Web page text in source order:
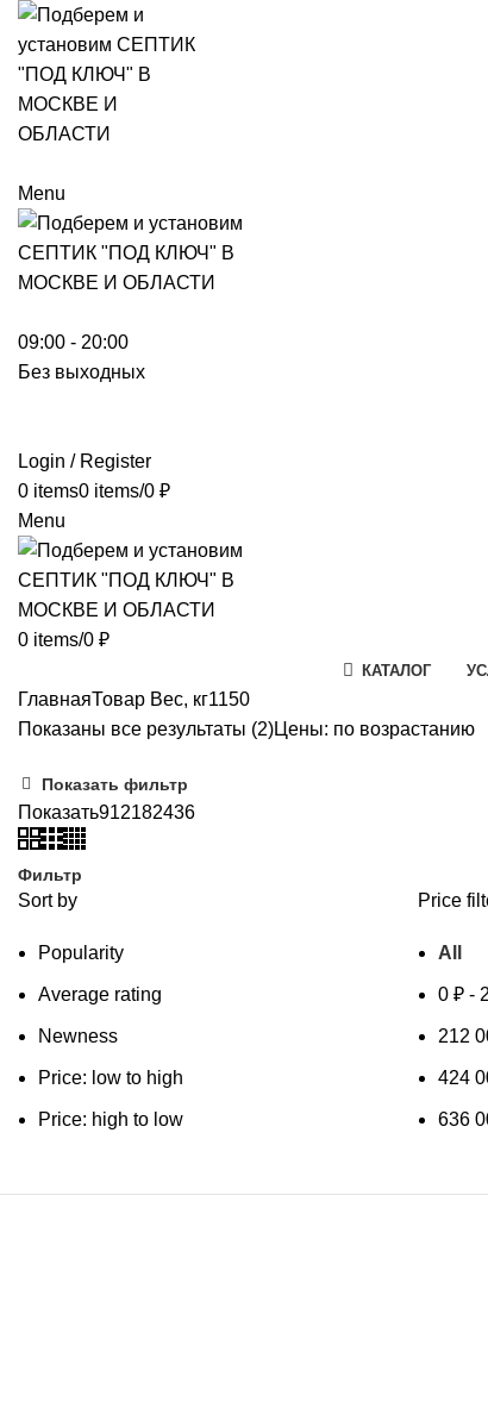
Menu
09:00 - 20:00
Без выходных
Login / Register
0 items0 items/0 ₽
Menu
0 items/0 ₽
КАТАЛОГ
ГлавнаяТовар Вес, кг1150
Показаны все результаты (2)Цены: по возрастанию
Показать фильтр
Показать912182436
Фильтр
Sort by
Popularity
Average rating
Newness
Price: low to high
Price: high to low
Price
All
0 ₽ -
212
424
636